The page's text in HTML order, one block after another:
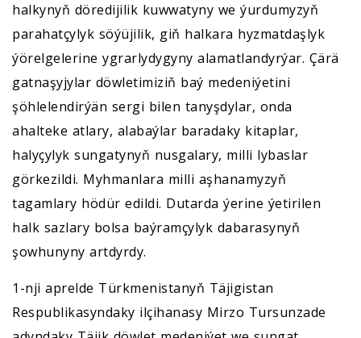
halkynyň döredijilik kuwwatyny we ýurdumyzyň
parahatçylyk söýüjilik, giň halkara hyzmatdaşlyk
ýörelgelerine ygrarlydygyny alamatlandyrýar. Çärä
gatnaşyjylar döwletimiziň baý medeniýetini
şöhlelendirýän sergi bilen tanyşdylar, onda
ahalteke atlary, alabaýlar baradaky kitaplar,
halyçylyk sungatynyň nusgalary, milli lybaslar
görkezildi. Myhmanlara milli aşhanamyzyň
tagamlary hödür edildi. Dutarda ýerine ýetirilen
halk sazlary bolsa baýramçylyk dabarasynyň
şowhunyny artdyrdy.
1-nji aprelde Türkmenistanyň Täjigistan
Respublikasyndaky ilçihanasy Mirzo Tursunzade